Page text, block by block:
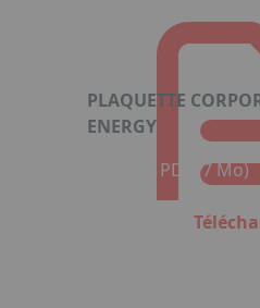
PLAQUETTE
ENERGY
Format : PDF (7 Mo)